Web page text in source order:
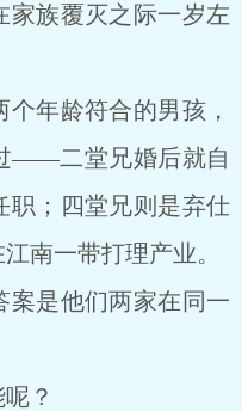
家族覆灭之际一岁左
年龄符合的男孩，
――二堂兄婚后就自
职；四堂兄则是弃仕
南一带打理产业。
案是他们两家在同一
？